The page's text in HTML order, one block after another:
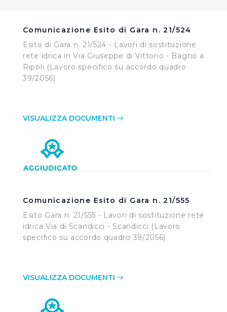
Comunicazione Esito di Gara n. 21/524
Esito di Gara n. 21/524 - Lavori di sostituzione
rete idrica in Via Giuseppe di Vittorio - Bagno a
Ripoli (Lavoro specifico su accordo quadro
39/2056)
VISUALIZZA DOCUMENTI
Comunicazione Esito di Gara n. 21/555
Esito Gara n. 21/555 - Lavori di sostituzione rete
idrica Via di Scandicci - Scandicci (Lavoro
specifico su accordo quadro 39/2056)
VISUALIZZA DOCUMENTI